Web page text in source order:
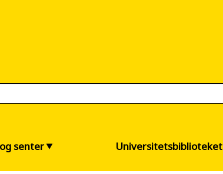
senter Universitetsbiblioteket